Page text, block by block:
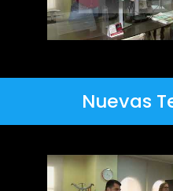
Nuevas